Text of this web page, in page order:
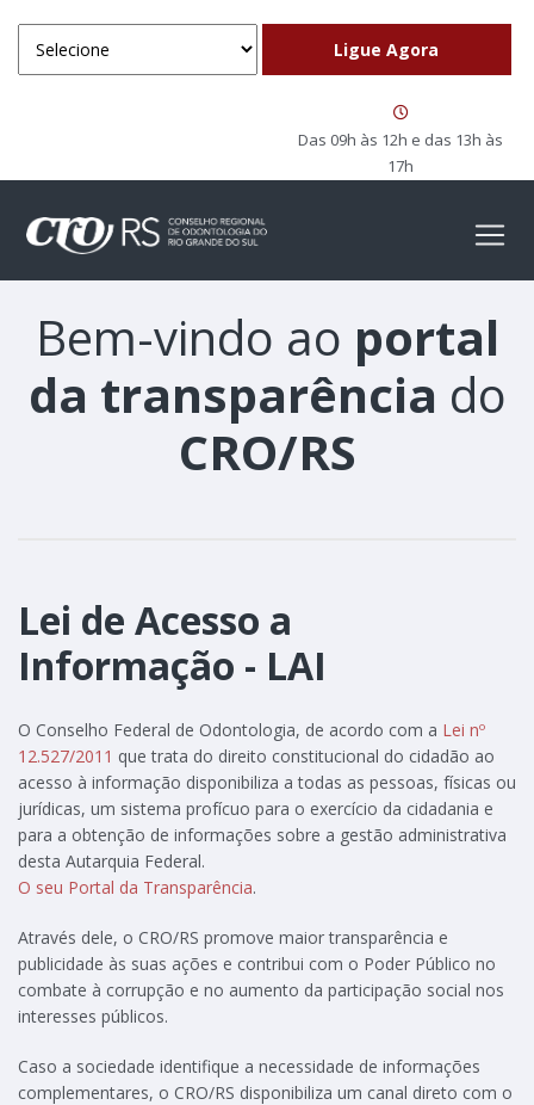
Das 09h às 12h e das 13h às
17h
Bem-vindo ao portal
da transparência do
CRO/RS
Lei de Acesso a
Informação - LAI
O Conselho Federal de Odontologia, de acordo com a Lei nº
12.527/2011 que trata do direito constitucional do cidadão ao
acesso à informação disponibiliza a todas as pessoas, físicas ou
jurídicas, um sistema profícuo para o exercício da cidadania e
para a obtenção de informações sobre a gestão administrativa
desta Autarquia Federal.
O seu Portal da Transparência.
Através dele, o CRO/RS promove maior transparência e
publicidade às suas ações e contribui com o Poder Público no
combate à corrupção e no aumento da participação social nos
interesses públicos.
Caso a sociedade identifique a necessidade de informações
complementares, o CRO/RS disponibiliza um canal direto com o